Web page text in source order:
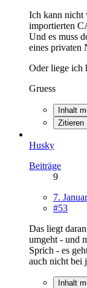
Ich kann nicht
importierten
Und es muss
eines privaten
Oder liege ich
Gruess
Inhalt
Zitieren
Husky
Beiträge
9
7.
#53
Das liegt
umgeht - und
Sprich - es
auch nicht bei
Inhalt